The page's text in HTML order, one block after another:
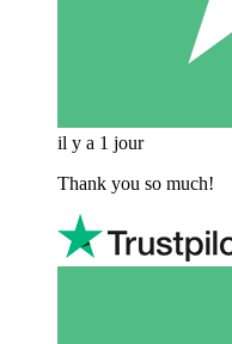
il y a 1 jour
Thank you so much!